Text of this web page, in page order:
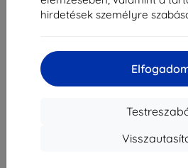
hirdetések személyre
Összes találat5.